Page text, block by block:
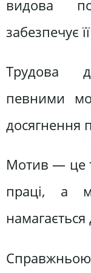
видова
забезпечує
Трудова
певними
досягнення
Мотив — це
праці, а
намагається